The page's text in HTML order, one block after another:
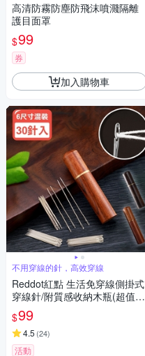
高清防霧防塵防飛沫噴濺隔離
護目面罩
$99
券
加入購物車
不用穿線的針，高效穿線
Reddot紅點 生活免穿線側掛式
穿線針/附質感收納木瓶(超值30
針)
$99
4.5 (24)
活動